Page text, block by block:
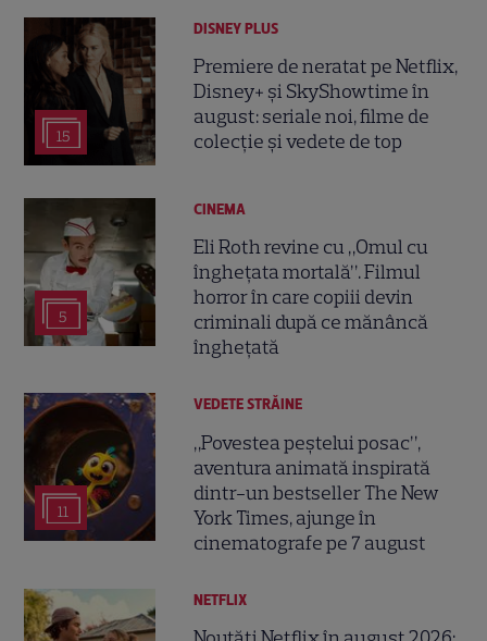
15
DISNEY PLUS
Premiere de neratat pe Netflix,
Disney+ și SkyShowtime în
august: seriale noi, filme de
colecție și vedete de top
5
CINEMA
Eli Roth revine cu „Omul cu
înghețata mortală”. Filmul
horror în care copiii devin
criminali după ce mănâncă
înghețată
11
VEDETE STRĂINE
„Povestea peștelui posac”,
aventura animată inspirată
dintr-un bestseller The New
York Times, ajunge în
cinematografe pe 7 august
NETFLIX